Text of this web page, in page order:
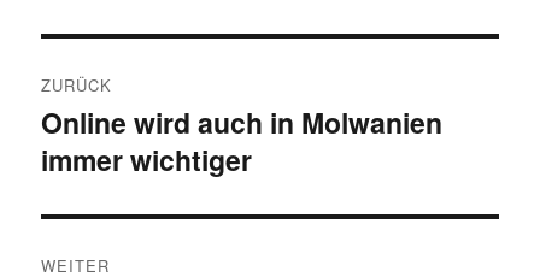
ZURÜCK
Vorheriger
Beitrag:
Online wird auch in Molwanien
immer wichtiger
WEITER